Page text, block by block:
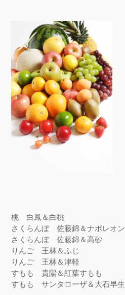
桃 白鳳＆白桃
さくらんぼ 佐藤錦＆ナポレオン
さくらんぼ 佐藤錦＆高砂
りんご 王林＆ふじ
りんご 王林＆津軽
すもも 貴陽＆紅葉すもも
すもも サンタローザ＆大石早生